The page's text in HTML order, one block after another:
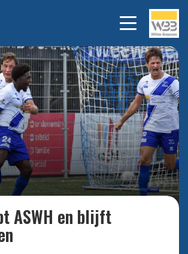
Bekijk alle foto's
ASWH en blijft